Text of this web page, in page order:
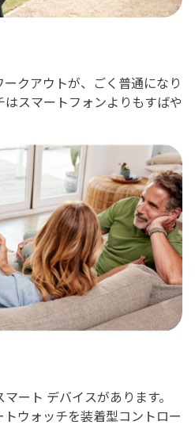
クアウトが、ごく普通になり
スマートフォンよりもすばや
ート デバイスがあります。
ウォッチを装着型コントロー